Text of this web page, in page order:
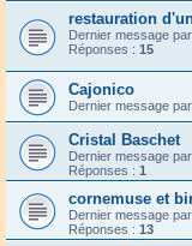
restauration
Dernier message par
Réponses : 15
Cajonico
Dernier message par
Cristal Baschet
Dernier message par
Réponses : 1
cornemuse et
Dernier message par
Réponses : 13